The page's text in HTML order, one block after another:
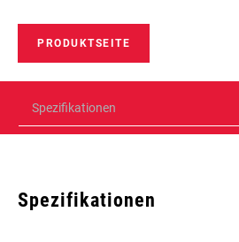
PRODUKTSEITE
Spezifikationen
Spezifikationen